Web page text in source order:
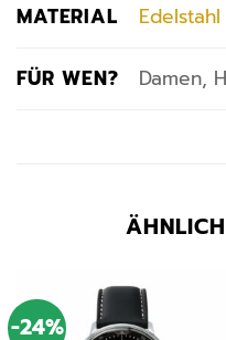
MATERIAL Edelstahl
FÜR WEN? Damen,
-24%